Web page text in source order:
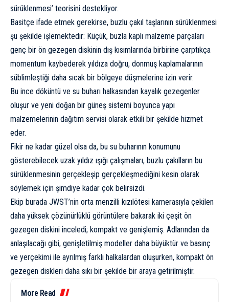
sürüklenmesi’ teorisini destekliyor.
Basitçe ifade etmek gerekirse, buzlu çakıl taşlarının sürüklenmesi
şu şekilde işlemektedir: Küçük, buzla kaplı malzeme parçaları
genç bir ön gezegen diskinin dış kısımlarında birbirine çarptıkça
momentum kaybederek yıldıza doğru, donmuş kaplamalarının
süblimleştiği daha sıcak bir bölgeye düşmelerine izin verir.
Bu ince döküntü ve su buharı halkasından kayalık gezegenler
oluşur ve yeni doğan bir güneş sistemi boyunca yapı
malzemelerinin dağıtım servisi olarak etkili bir şekilde hizmet
eder.
Fikir ne kadar güzel olsa da, bu su buharının konumunu
gösterebilecek uzak yıldız ışığı çalışmaları, buzlu çakılların bu
sürüklenmesinin gerçekleşip gerçekleşmediğini kesin olarak
söylemek için şimdiye kadar çok belirsizdi.
Ekip burada JWST’nin orta menzilli kızılötesi kamerasıyla çekilen
daha yüksek çözünürlüklü görüntülere bakarak iki çeşit ön
gezegen diskini inceledi; kompakt ve genişlemiş. Adlarından da
anlaşılacağı gibi, genişletilmiş modeller daha büyüktür ve basınç
ve yerçekimi ile ayrılmış farklı halkalardan oluşurken, kompakt ön
gezegen diskleri daha sıkı bir şekilde bir araya getirilmiştir.
More Read